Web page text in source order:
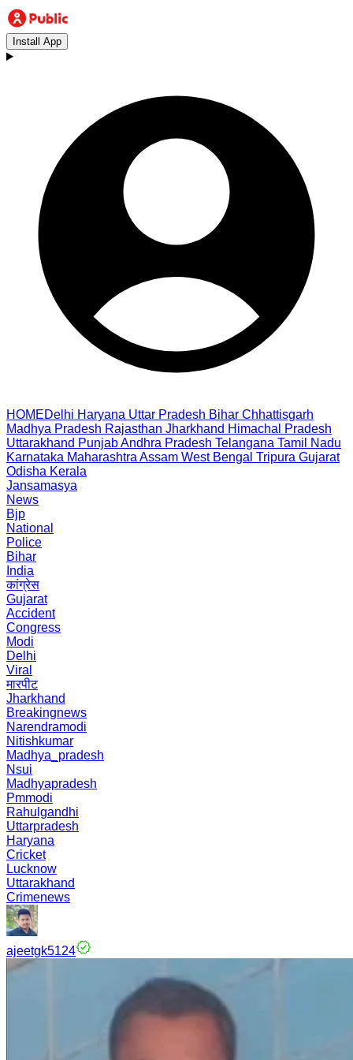
Install App
HOMEDelhi Haryana Uttar Pradesh Bihar Chhattisgarh
Madhya Pradesh Rajasthan Jharkhand Himachal Pradesh
Uttarakhand PunjabAndhra Pradesh Telangana Tamil Nadu
Karnataka Maharashtra Assam West Bengal Tripura Gujarat
Odisha Kerala
Jansamasya
News
Bjp
National
Police
Bihar
India
कांग्रेस
Gujarat
Accident
Congress
Modi
Delhi
Viral
मारपीट
Jharkhand
Breakingnews
Narendramodi
Nitishkumar
Madhya_pradesh
Nsui
Madhyapradesh
Pmmodi
Rahulgandhi
Uttarpradesh
Haryana
Cricket
Lucknow
Uttarakhand
Crimenews
ajeetgk5124